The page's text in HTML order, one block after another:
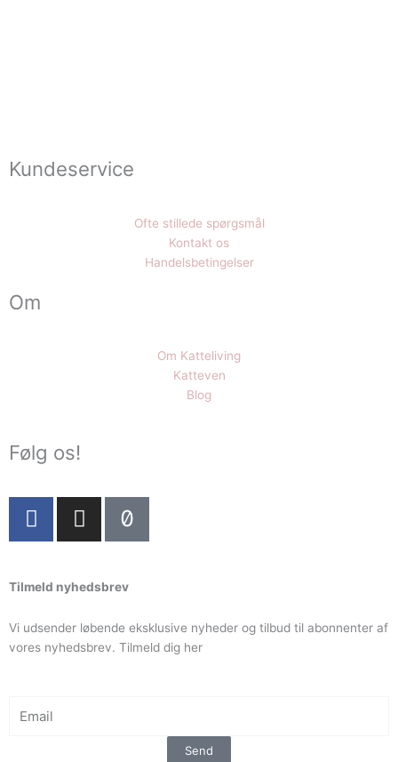
Kundeservice
Ofte stillede spørgsmål
Kontakt os
Handelsbetingelser
Om
Om Katteliving
Katteven
Blog
Følg os!
F
a
b
o
o
f
I
n
a
g
r
T
i
o
k
Tilmeld nyhedsbrev
Vi udsender løbende eksklusive nyheder og tilbud til abonnenter af
vores nyhedsbrev. Tilmeld dig her
Send